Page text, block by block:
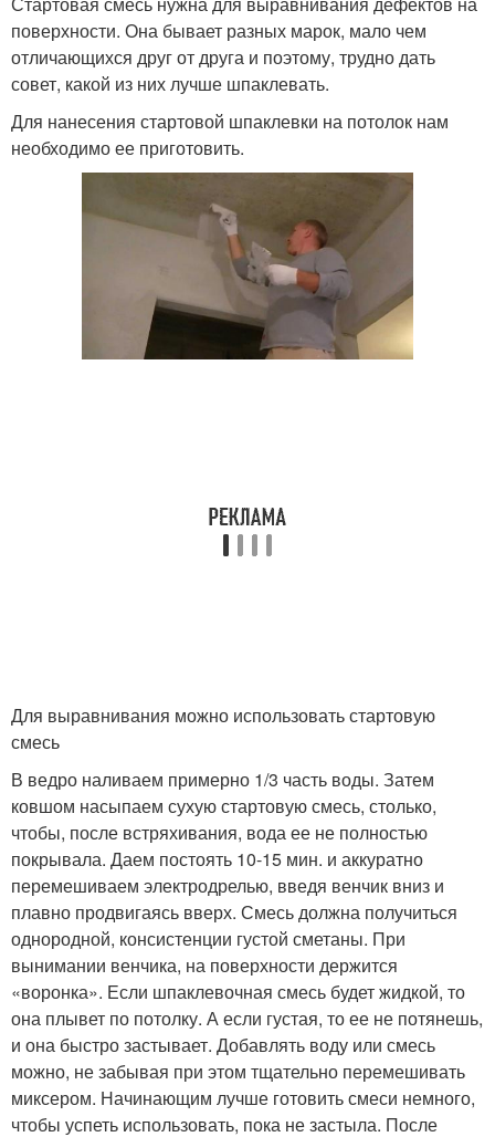
поверхности. Она бывает разных марок, мало чем
отличающихся друг от друга и поэтому, трудно дать
совет, какой из них лучше шпаклевать.
Для нанесения стартовой шпаклевки на потолок нам
необходимо ее приготовить.
Для выравнивания можно использовать стартовую
смесь
В ведро наливаем примерно 1/3 часть воды. Затем
ковшом насыпаем сухую стартовую смесь, столько,
чтобы, после встряхивания, вода ее не полностью
покрывала. Даем постоять 10-15 мин. и аккуратно
перемешиваем электродрелью, введя венчик вниз и
плавно продвигаясь вверх. Смесь должна получиться
однородной, консистенции густой сметаны. При
вынимании венчика, на поверхности держится
«воронка». Если шпаклевочная смесь будет жидкой, то
она плывет по потолку. А если густая, то ее не потянешь,
и она быстро застывает. Добавлять воду или смесь
можно, не забывая при этом тщательно перемешивать
миксером. Начинающим лучше готовить смеси немного,
чтобы успеть использовать, пока не застыла. После